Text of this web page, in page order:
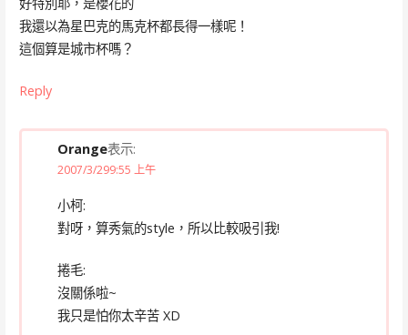
我還以為星巴克的馬克杯都長得一樣呢！
這個算是城市杯嗎？
Reply
Orange表示:
2007/3/299:55 上午
小柯:
對呀，算秀氣的style，所以比較吸引我!
捲毛:
沒關係啦~
我只是怕你太辛苦 XD